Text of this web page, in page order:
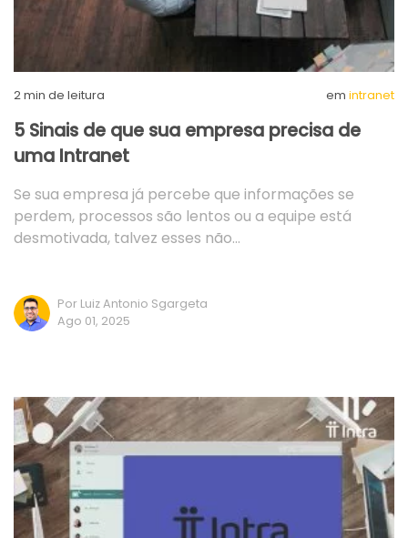
2min de leitura em intranet
5 Sinais de que sua empresa precisa de
uma Intranet
Se sua empresa já percebe que informações se
perdem, processos são lentos ou a equipe está
desmotivada, talvez esses não…
Por Luiz Antonio Sgargeta
Ago 01, 2025